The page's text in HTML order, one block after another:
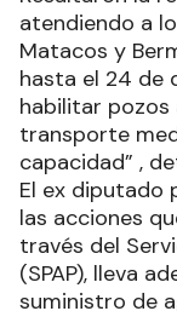
atendiendo a
Matacos y
hasta el 24 de
habilitar
transporte
capacidad” ,
El ex diputado
las acciones
través del
(SPAP), lleva
suministro de